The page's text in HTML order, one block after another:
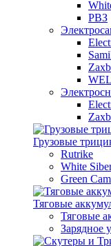
РВЗ
Грузовые
Rutrike
White
Green
Тяговые
Тяговые
Зарядное